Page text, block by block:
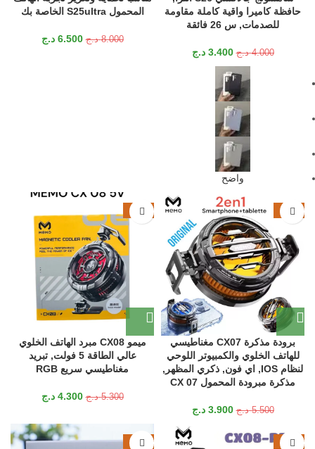
حافظة كاميرا واقية كاملة مقاومة
للصدمات, س 26 فائقة
4.000 د.ج 3.400 د.ج
واضح
المحمول S25ultra الخاصة بك
8.000 د.ج 6.500 د.ج
-29%
برودة مذكرة CX07 مغناطيسي
للهاتف الخلوي والكمبيوتر اللوحي
لنظام IOS, اي فون, ذكري المظهر,
مذكرة مبرودة المحمول CX 07
5.500 د.ج 3.900 د.ج
-19%
ميمو CX08 مبرد الهاتف الخلوي
عالي الطاقة 5 فولت, تبريد
مغناطيسي سريع RGB
5.300 د.ج 4.300 د.ج
-25%
-17%